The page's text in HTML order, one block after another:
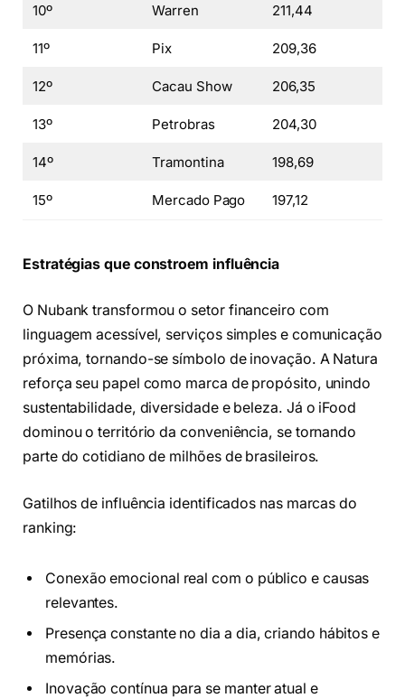
10º Warren 211,44
11º Pix 209,36
12º Cacau Show 206,35
13º Petrobras 204,30
14º Tramontina 198,69
15º Mercado Pago 197,12
Estratégias que constroem influência
O Nubank transformou o setor financeiro com
linguagem acessível, serviços simples e comunicação
próxima, tornando-se símbolo de inovação. A Natura
reforça seu papel como marca de propósito, unindo
sustentabilidade, diversidade e beleza. Já o iFood
dominou o território da conveniência, se tornando
parte do cotidiano de milhões de brasileiros.
Gatilhos de influência identificados nas marcas do
ranking:
Conexão emocional real com o público e causas
relevantes.
Presença constante no dia a dia, criando hábitos e
memórias.
Inovação contínua para se manter atual e